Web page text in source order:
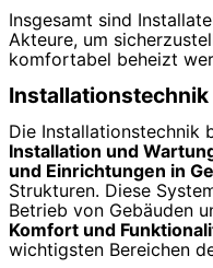
Insgesamt sind
Akteure, um
komfortabel beheizt
Installationstechnik
Die Installationstechnik
Installation und
und Einrichtungen in
Strukturen. Diese
Betrieb von Gebäuden
Komfort und
wichtigsten Bereichen